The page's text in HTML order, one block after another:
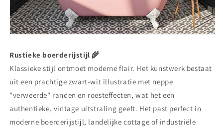
Rustieke boerderijstijl 🌾
Klassieke stijl ontmoet moderne flair. Het kunstwerk bestaat
uit een prachtige zwart-wit illustratie met neppe
"verweerde" randen en roesteffecten, wat het een
authentieke, vintage uitstraling geeft. Het past perfect in
moderne boerderijstijl, landelijke cottage of industriële